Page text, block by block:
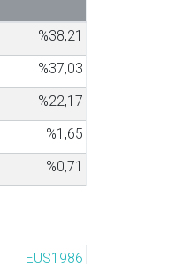
%38,21
%37,03
%22,17
%1,65
%0,71
EUS1986